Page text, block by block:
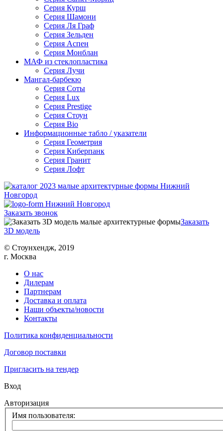
Серия Курш
Серия Шамони
Серия Ля Граф
Серия Зельден
Серия Аспен
Серия Монблан
МАФ из стеклопластика
Серия Лучи
Мангал-барбекю
Серия Соты
Серия Lux
Серия Prestige
Серия Стоун
Серия Bio
Информационные табло / указатели
Серия Геометрия
Серия Киберпанк
Серия Гранит
Серия Лофт
Заказать звонок
Заказать
3D модель
© Cтоунхендж, 2019
г. Москва
О нас
Дилерам
Партнерам
Доставка и оплата
Наши объекты/новости
Контакты
Политика конфиденциальности
Договор поставки
Пригласить на тендер
Вход
Авторизация
Имя пользователя: